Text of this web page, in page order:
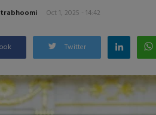
Oct 1, 2025 - 14:42
Twitter